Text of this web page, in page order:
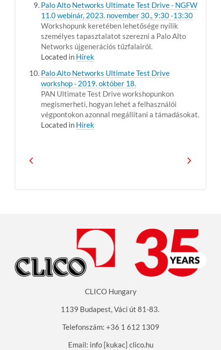
Palo Alto Networks Ultimate Test Drive - NGFW
11.0 webinár, 2023. november 30., 9:30 -13:30
Workshopunk keretében lehetősége nyílik
személyes tapasztalatot szerezni a Palo Alto
Networks újgenerációs tűzfalairól.
Located in Hírek
Palo Alto Networks Ultimate Test Drive
workshop - 2019. október 18.
PAN Ultimate Test Drive workshopunkon
megismerheti, hogyan lehet a felhasználói
végpontokon azonnal megállítani a támadásokat.
Located in Hírek
CLICO Hungary
1139 Budapest, Váci út 81-83.
Telefonszám: +36 1 612 1309
Email: info [kukac] clico.hu